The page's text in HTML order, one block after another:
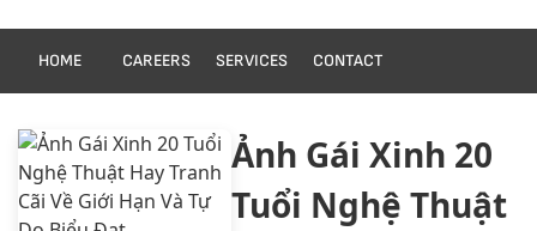
HOME CAREERS SERVICES CONTACT
Ảnh Gái Xinh 20
Tuổi Nghệ Thuật